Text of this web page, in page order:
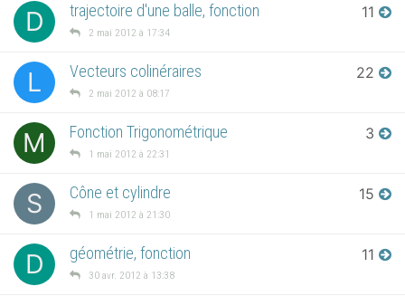
D trajectoire d'une balle, fonction
2 mai 2012 à 17:34
11
L Vecteurs colinéraires
2 mai 2012 à 08:17
22
M Fonction Trigonométrique
1 mai 2012 à 22:31
3
S Cône et cylindre
1 mai 2012 à 21:30
15
D géométrie, fonction
30 avr. 2012 à 13:38
11